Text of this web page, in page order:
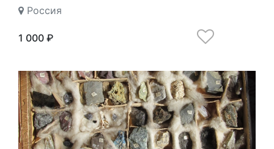
Россия
1 000 ₽